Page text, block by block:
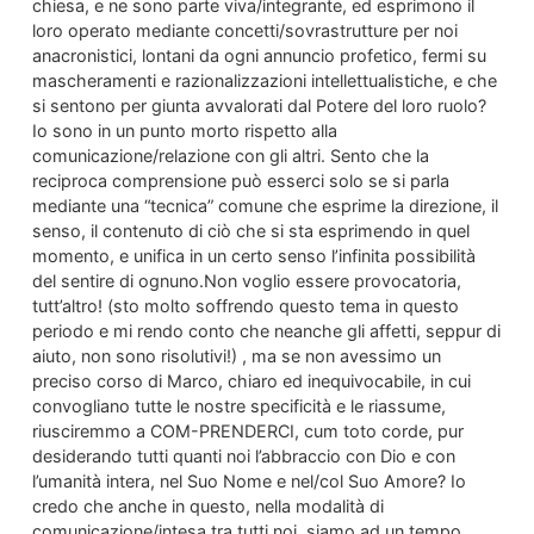
chiesa, e ne sono parte viva/integrante, ed esprimono il
loro operato mediante concetti/sovrastrutture per noi
anacronistici, lontani da ogni annuncio profetico, fermi su
mascheramenti e razionalizzazioni intellettualistiche, e che
si sentono per giunta avvalorati dal Potere del loro ruolo?
Io sono in un punto morto rispetto alla
comunicazione/relazione con gli altri. Sento che la
reciproca comprensione può esserci solo se si parla
mediante una “tecnica” comune che esprime la direzione, il
senso, il contenuto di ciò che si sta esprimendo in quel
momento, e unifica in un certo senso l’infinita possibilità
del sentire di ognuno.Non voglio essere provocatoria,
tutt’altro! (sto molto soffrendo questo tema in questo
periodo e mi rendo conto che neanche gli affetti, seppur di
aiuto, non sono risolutivi!) , ma se non avessimo un
preciso corso di Marco, chiaro ed inequivocabile, in cui
convogliano tutte le nostre specificità e le riassume,
riusciremmo a COM-PRENDERCI, cum toto corde, pur
desiderando tutti quanti noi l’abbraccio con Dio e con
l’umanità intera, nel Suo Nome e nel/col Suo Amore? Io
credo che anche in questo, nella modalità di